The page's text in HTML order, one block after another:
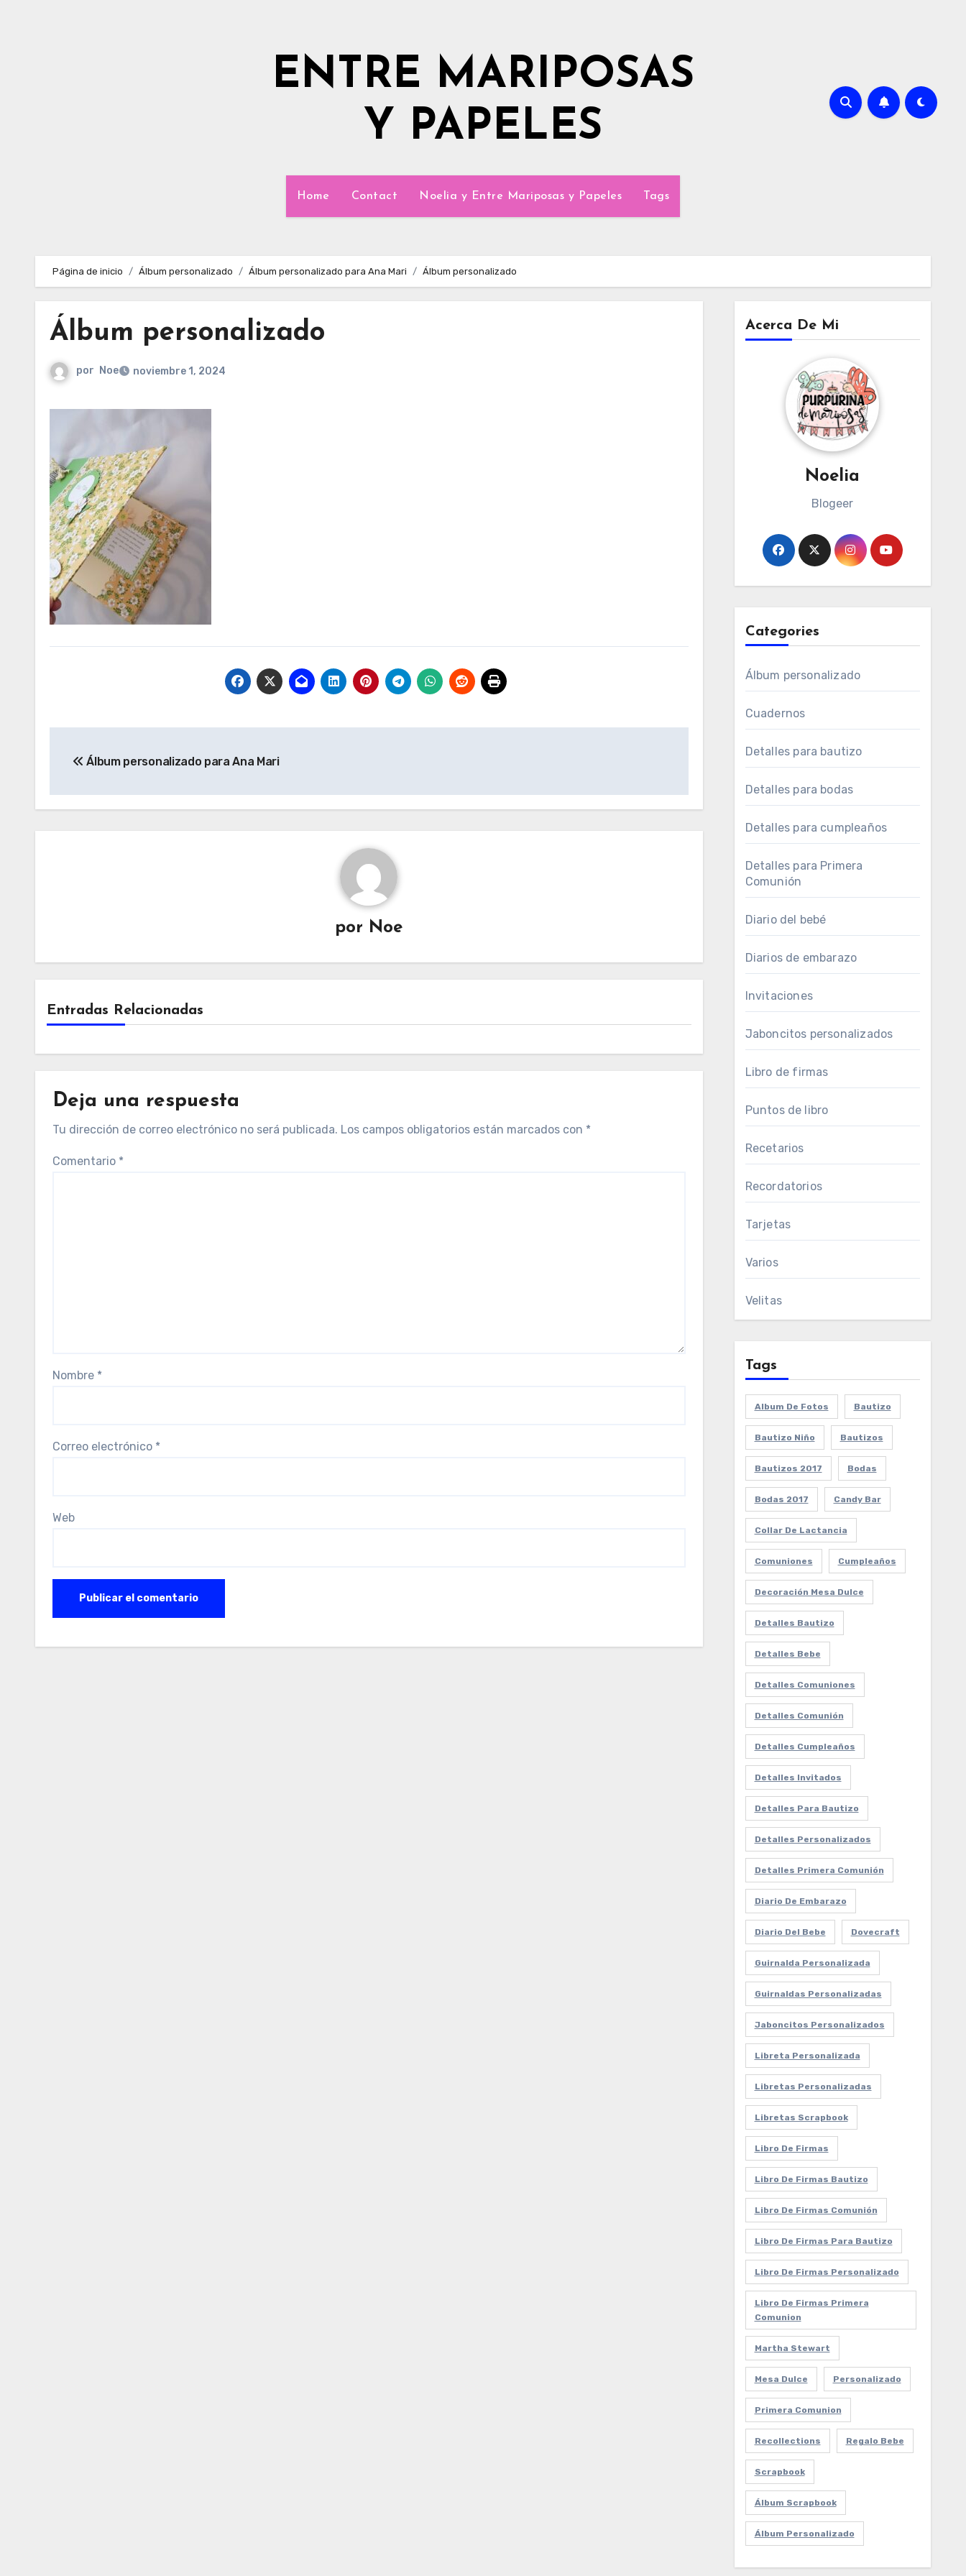
ENTRE MARIPOSAS
Y PAPELES
Home Contact Noelia y Entre Mariposas y Papeles Tags
Página de inicio Álbum personalizado Álbum personalizado para Ana Mari Álbum personalizado
Álbum personalizado
por Noe noviembre 1, 2024
de
entradas
Álbum personalizado para Ana Mari
por Noe
Entradas Relacionadas
Deja una respuesta
Tu dirección de correo electrónico no será publicada. Los campos obligatorios están marcados con *
Comentario *
Nombre *
Correo electrónico *
Web
Acerca De Mi
Noelia
Blogeer
Categories
Álbum personalizado
Cuadernos
Detalles para bautizo
Detalles para bodas
Detalles para cumpleaños
Detalles para Primera
Comunión
Diario del bebé
Diarios de embarazo
Invitaciones
Jaboncitos personalizados
Libro de firmas
Puntos de libro
Recetarios
Recordatorios
Tarjetas
Varios
Velitas
Tags
Album De Fotos Bautizo
Bautizo Niño Bautizos
Bautizos 2017 Bodas
Bodas 2017 Candy Bar
Collar De Lactancia
Comuniones Cumpleaños
Decoración Mesa Dulce
Detalles Bautizo
Detalles Bebe
Detalles Comuniones
Detalles Comunión
Detalles Cumpleaños
Detalles Invitados
Detalles Para Bautizo
Detalles Personalizados
Detalles Primera Comunión
Diario De Embarazo
Diario Del Bebe Dovecraft
Guirnalda Personalizada
Guirnaldas Personalizadas
Jaboncitos Personalizados
Libreta Personalizada
Libretas Personalizadas
Libretas Scrapbook
Libro De Firmas
Libro De Firmas Bautizo
Libro De Firmas Comunión
Libro De Firmas Para Bautizo
Libro De Firmas Personalizado
Libro De Firmas Primera
Comunion
Martha Stewart
Mesa Dulce Personalizado
Primera Comunion
Recollections Regalo Bebe
Scrapbook
Álbum Scrapbook
Álbum Personalizado